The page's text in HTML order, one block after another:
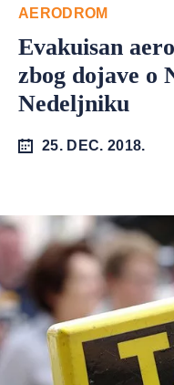
AERODROM
Evakuisan
zbog dojave o
Nedeljniku
25. DEC. 2018.